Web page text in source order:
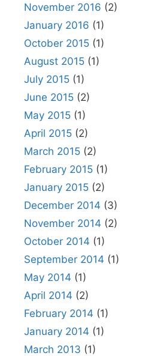
November 2016 (2)
January 2016 (1)
October 2015 (1)
August 2015 (1)
July 2015 (1)
June 2015 (2)
May 2015 (1)
April 2015 (2)
March 2015 (2)
February 2015 (1)
January 2015 (2)
December 2014 (3)
November 2014 (2)
October 2014 (1)
September 2014 (1)
May 2014 (1)
April 2014 (2)
February 2014 (1)
January 2014 (1)
March 2013 (1)